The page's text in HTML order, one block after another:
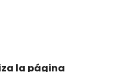
la página